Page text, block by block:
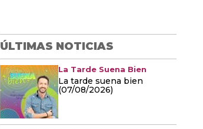
ÚLTIMAS NOTICIAS
La Tarde Suena Bien
La tarde suena bien
(07/08/2026)